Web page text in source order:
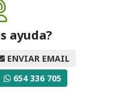
ayuda?
ENVIAR EMAIL
654 336 705